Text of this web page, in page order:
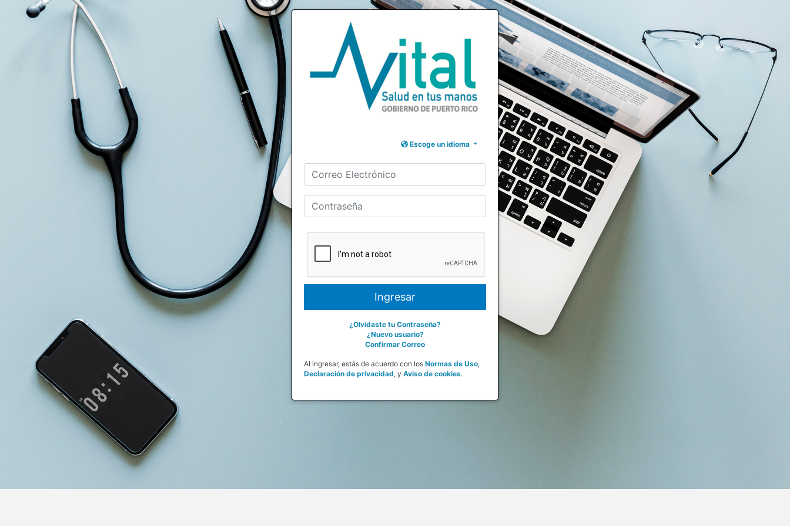
Escoge un idioma
¿Olvidaste tu Contraseña?
¿Nuevo usuario?
Confirmar Correo
Al ingresar, estás de acuerdo con los Normas de Uso,
Declaración de privacidad, y Aviso de cookies.